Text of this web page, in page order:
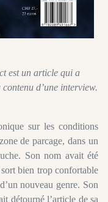
est un article qui a
d’une interview.
sur les conditions
de parcage, dans un
Son nom avait été
bien trop confortable
nouveau genre. Son
détourné l’article de sa